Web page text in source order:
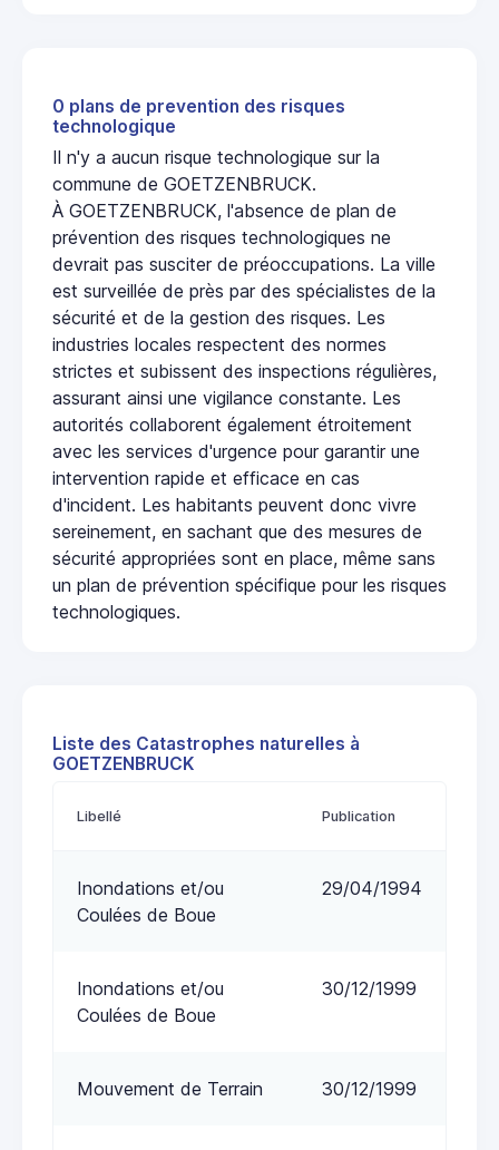
0 plans de prevention des risques
technologique
Il n'y a aucun risque technologique sur la
commune de GOETZENBRUCK.
À GOETZENBRUCK, l'absence de plan de
prévention des risques technologiques ne
devrait pas susciter de préoccupations. La ville
est surveillée de près par des spécialistes de la
sécurité et de la gestion des risques. Les
industries locales respectent des normes
strictes et subissent des inspections régulières,
assurant ainsi une vigilance constante. Les
autorités collaborent également étroitement
avec les services d'urgence pour garantir une
intervention rapide et efficace en cas
d'incident. Les habitants peuvent donc vivre
sereinement, en sachant que des mesures de
sécurité appropriées sont en place, même sans
un plan de prévention spécifique pour les risques
technologiques.
Liste des Catastrophes naturelles à
GOETZENBRUCK
Libellé Publication
Inondations et/ou
Coulées de Boue
29/04/1994
Inondations et/ou
Coulées de Boue
30/12/1999
Mouvement de Terrain 30/12/1999